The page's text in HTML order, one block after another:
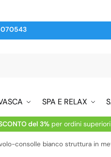
SPA E RELAX
del 3%per ordini
consolle bianco struttura in